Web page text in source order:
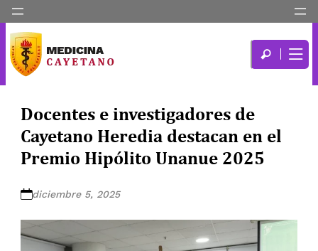
Docentes e investigadores de
Cayetano Heredia destacan en el
Premio Hipólito Unanue 2025
diciembre 5, 2025